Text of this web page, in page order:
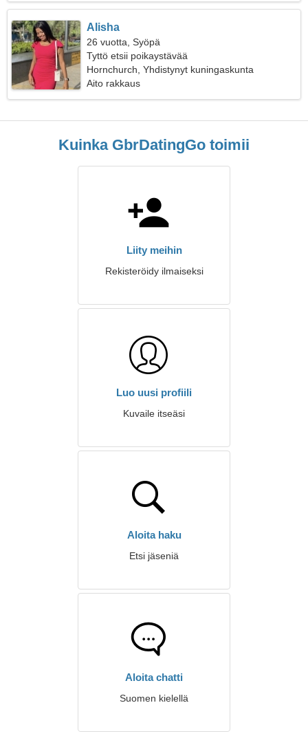
Alisha
26 vuotta, Syöpä
Tyttö etsii poikaystävää
Hornchurch, Yhdistynyt kuningaskunta
Aito rakkaus
Kuinka GbrDatingGo toimii
Liity meihin
Rekisteröidy ilmaiseksi
Luo uusi profiili
Kuvaile itseäsi
Aloita haku
Etsi jäseniä
Aloita chatti
Suomen kielellä